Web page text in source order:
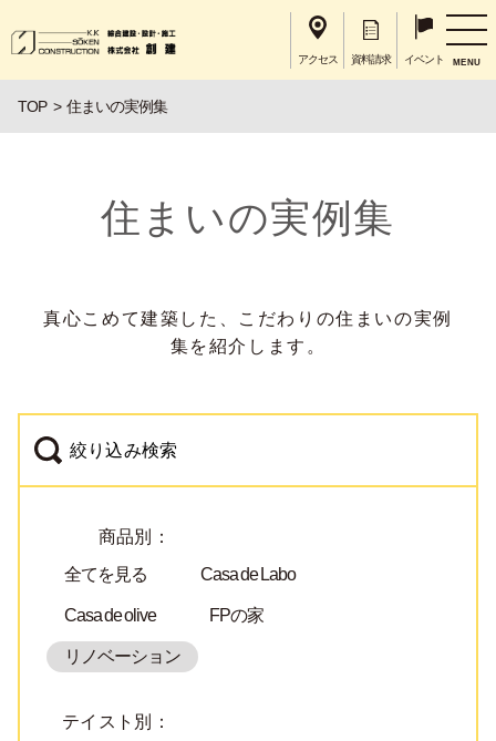
アクセス 資料請求 イベント MENU
TOP 住まいの実例集
住まいの実例集
真心こめて建築した、こだわりの住まいの実例
集を紹介します。
絞り込み検索
商品別：
全てを見る
Casa de Labo
Casa de olive FPの家
リノベーション
テイスト別：